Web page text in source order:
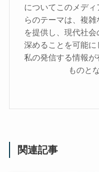
についてこのメデ
らのテーマは、複
を提供し、現代社
深めることを可能に
私の発信する情報
ものと
関連記事